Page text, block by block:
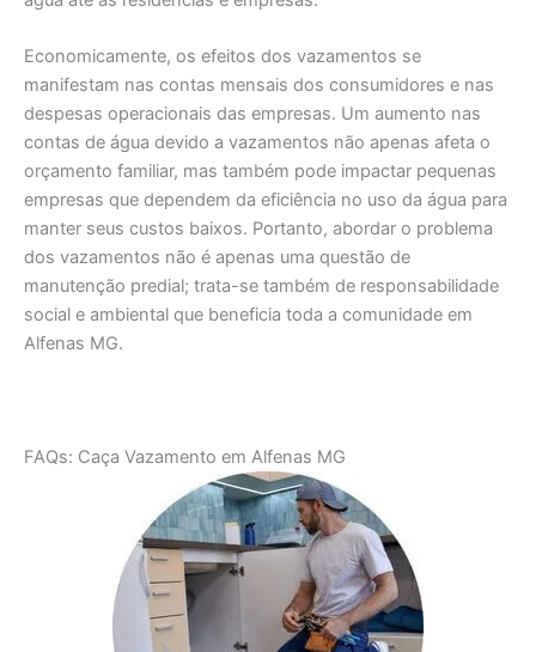
Economicamente, os efeitos dos vazamentos se
manifestam nas contas mensais dos consumidores e nas
despesas operacionais das empresas. Um aumento nas
contas de água devido a vazamentos não apenas afeta o
orçamento familiar, mas também pode impactar pequenas
empresas que dependem da eficiência no uso da água para
manter seus custos baixos. Portanto, abordar o problema
dos vazamentos não é apenas uma questão de
manutenção predial; trata-se também de responsabilidade
social e ambiental que beneficia toda a comunidade em
Alfenas MG.
FAQs: Caça Vazamento em Alfenas MG